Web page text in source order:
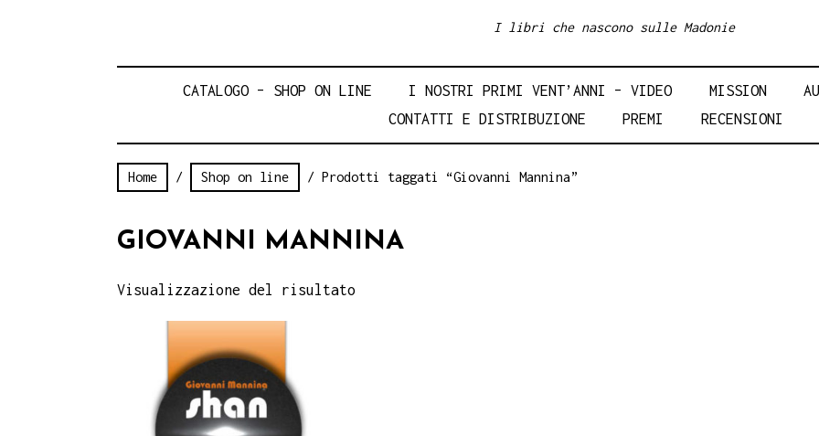
I libri che nascono sulle Madonie
CATALOGO – SHOP ON LINE I NOSTRI PRIMI VENT’ANNI – VIDEO MISSION
CONTATTI E DISTRIBUZIONE
PREMI RECENSIONI
Home / Shop on line / Prodotti taggati “Giovanni Mannina”
GIOVANNI MANNINA
Visualizzazione del risultato